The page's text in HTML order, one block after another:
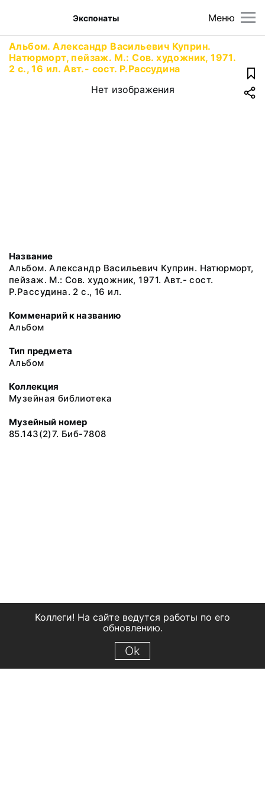
Меню
Экспонаты
Альбом. Александр Васильевич Куприн.
Натюрморт, пейзаж. М.: Сов. художник, 1971.
2 с., 16 ил. Авт.- сост. Р.Рассудина
Нет изображения
Название
Альбом. Александр Васильевич Куприн. Натюрморт,
пейзаж. М.: Сов. художник, 1971. Авт.- сост.
Р.Рассудина. 2 с., 16 ил.
Комменарий к названию
Альбом
Тип предмета
Альбом
Коллекция
Музейная библиотека
Музейный номер
85.143(2)7. Биб-7808
Коллеги! На сайте ведутся работы по его
обновлению.
Ok